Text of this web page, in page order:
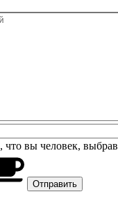
вы человек, выбрав